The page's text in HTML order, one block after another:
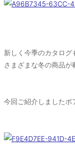
新しく今季のカタログ
さまざまな冬の商品
今回ご紹介しましたボ